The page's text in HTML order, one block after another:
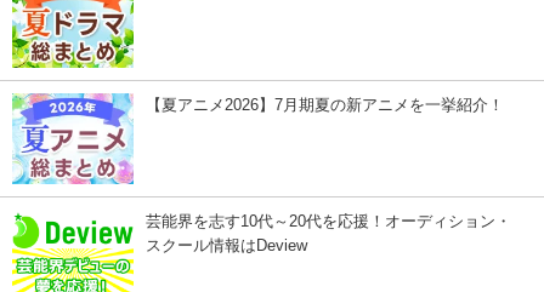
【夏アニメ2026】7月期夏の新アニメを一挙紹介！
芸能界を志す10代～20代を応援！オーディション・
スクール情報はDeview